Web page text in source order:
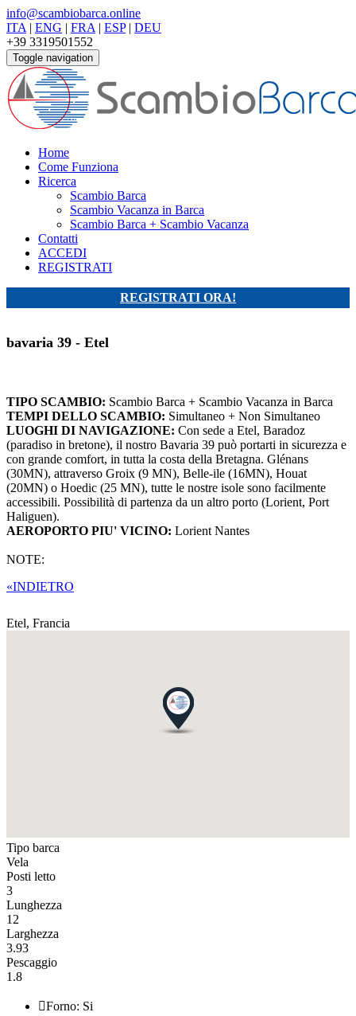
info@scambiobarca.online
ITA | ENG | FRA | ESP| DEU
+39 3319501552
Toggle navigation
Home
Come Funziona
Ricerca
Scambio Barca
Scambio Vacanza in Barca
Scambio Barca + Scambio Vacanza
Contatti
ACCEDI
REGISTRATI
REGISTRATI ORA!
bavaria 39 - Etel
TIPO SCAMBIO: Scambio Barca + Scambio Vacanza in Barca
TEMPI DELLO SCAMBIO: Simultaneo + Non Simultaneo
LUOGHI DI NAVIGAZIONE: Con sede a Etel, Baradoz
(paradiso in bretone), il nostro Bavaria 39 può portarti in sicurezza e
con grande comfort, in tutta la costa della Bretagna. Glénans
(30MN), attraverso Groix (9 MN), Belle-ile (16MN), Houat
(20MN) o Hoedic (25 MN), tutte le nostre isole sono facilmente
accessibili. Possibilità di partenza da un altro porto (Lorient, Port
Haliguen).
AEROPORTO PIU' VICINO: Lorient Nantes
NOTE:
«INDIETRO
Etel, Francia
Tipo barca
Vela
Posti letto
3
Lunghezza
12
Larghezza
3.93
Pescaggio
1.8
Forno: Si